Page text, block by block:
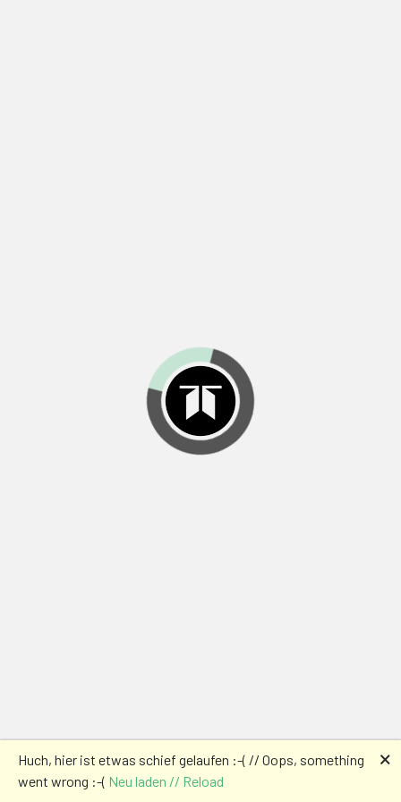
Huch, hier ist etwas schief gelaufen :-( // Oops, something
went wrong :-( Neu laden // Reload
🗙